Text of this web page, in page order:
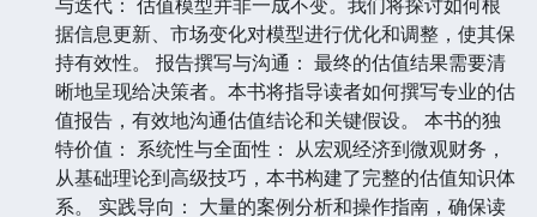
据信息更新、市场变化对模型进行优化和调整，使其保
持有效性。 报告撰写与沟通： 最终的估值结果需要清
晰地呈现给决策者。本书将指导读者如何撰写专业的估
值报告，有效地沟通估值结论和关键假设。 本书的独
特价值： 系统性与全面性： 从宏观经济到微观财务，
从基础理论到高级技巧，本书构建了完整的估值知识体
系。 实践导向： 大量的案例分析和操作指南，确保读